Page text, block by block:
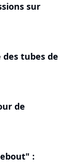
sur
des tubes de
de
: